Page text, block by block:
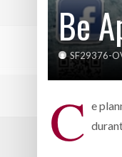
Be
SF29376-
C e